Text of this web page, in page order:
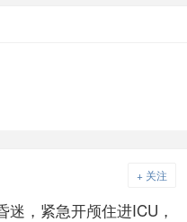
+ 关注
，紧急开颅住进ICU，